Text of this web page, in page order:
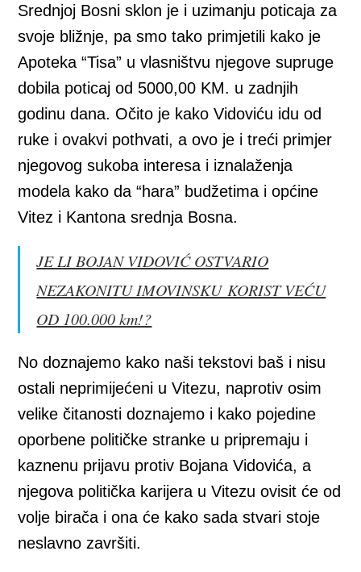
Srednjoj Bosni sklon je i uzimanju poticaja za
svoje bližnje, pa smo tako primjetili kako je
Apoteka “Tisa” u vlasništvu njegove supruge
dobila poticaj od 5000,00 KM. u zadnjih
godinu dana. Očito je kako Vidoviću idu od
ruke i ovakvi pothvati, a ovo je i treći primjer
njegovog sukoba interesa i iznalaženja
modela kako da “hara” budžetima i općine
Vitez i Kantona srednja Bosna.
JE LI BOJAN VIDOVIĆ OSTVARIO
NEZAKONITU IMOVINSKU KORIST VEĆU
OD 100.000 km!?
No doznajemo kako naši tekstovi baš i nisu
ostali neprimijećeni u Vitezu, naprotiv osim
velike čitanosti doznajemo i kako pojedine
oporbene političke stranke u pripremaju i
kaznenu prijavu protiv Bojana Vidovića, a
njegova politička karijera u Vitezu ovisit će od
volje birača i ona će kako sada stvari stoje
neslavno završiti.